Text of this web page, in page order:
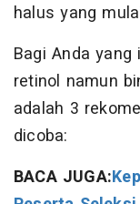
halus yang
Bagi Anda
retinol namun
adalah 3
dicoba:
BACA JUGA: